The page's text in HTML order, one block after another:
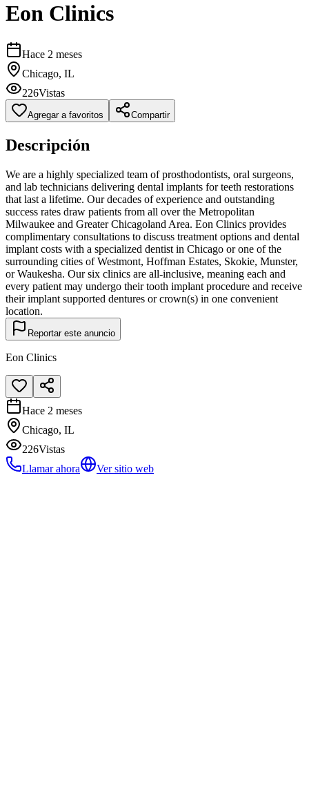
Eon Clinics
Hace 2 meses
Chicago, IL
226Vistas
Agregar a favoritos Compartir
Descripción
We are a highly specialized team of prosthodontists, oral surgeons,
and lab technicians delivering dental implants for teeth restorations
that last a lifetime. Our decades of experience and outstanding
success rates draw patients from all over the Metropolitan
Milwaukee and Greater Chicagoland Area. Eon Clinics provides
complimentary consultations to discuss treatment options and dental
implant costs with a specialized dentist in Chicago or one of the
surrounding cities of Westmont, Hoffman Estates, Skokie, Munster,
or Waukesha. Our six clinics are all-inclusive, meaning each and
every patient may undergo their tooth implant procedure and receive
their implant supported dentures or crown(s) in one convenient
location.
Reportar este anuncio
Eon Clinics
Hace 2 meses
Chicago, IL
226Vistas
Llamar ahora
Ver sitio web